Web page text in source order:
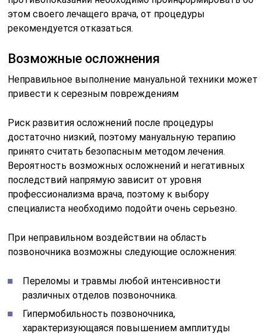
этом своего лечащего врача, от процедуры
рекомендуется отказаться.
Возможные осложнения
Неправильное выполнение мануальной техники может
привести к серезным повреждениям
Риск развития осложнений после процедуры
достаточно низкий, поэтому мануальную терапию
принято считать безопасным методом лечения.
Вероятность возможных осложнений и негативных
последствий напрямую зависит от уровня
профессионализма врача, поэтому к выбору
специалиста необходимо подойти очень серьезно.
При неправильном воздействии на область
позвоночника возможны следующие осложнения:
Переломы и травмы любой интенсивности
различных отделов позвоночника.
Гипермобильность позвоночника,
характеризующаяся повышением амплитуды